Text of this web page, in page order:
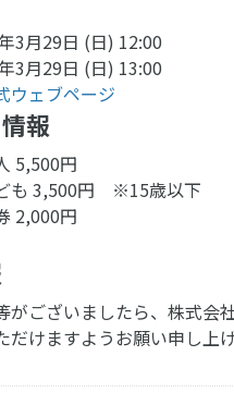
3月29日 (日) 12:00
3月29日 (日) 13:00
ウェブページ
報
5,500円
も 3,500円 ※15歳以下
2,000円
がございましたら、株式会
だけますようお願い申し上げ